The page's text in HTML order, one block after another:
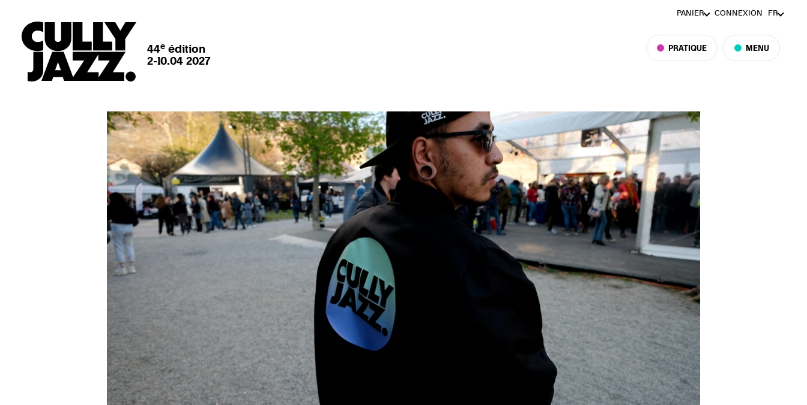
44eédition
2-10.04 2027
PRATIQUE MENU
PANIER CONNEXION FR